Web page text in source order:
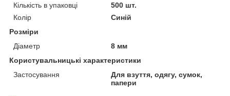
Кількість в упаковці
500 шт.
Колір
Синій
Розміри
Діаметр
8 мм
Користувальницькі характеристики
Застосування
Для взуття, одягу, сумок,
папери